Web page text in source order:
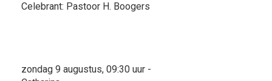
Celebrant: Pastoor H. Boogers
zondag 9 augustus, 09:30 uur -